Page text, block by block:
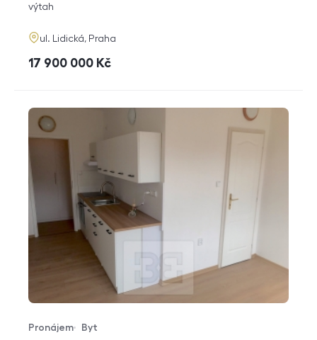
funkce
výtah
adresa
ul. Lidická, Praha
cena
17 900 000 Kč
Typ nabídky
Pronájem
Typ nemovitosti
Byt